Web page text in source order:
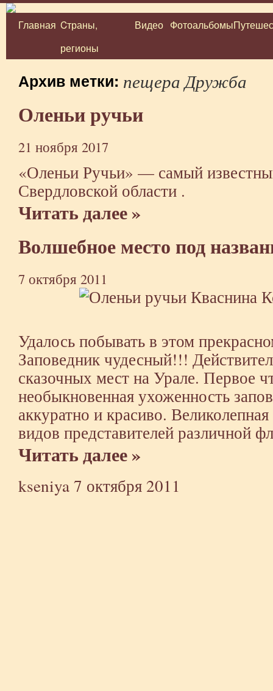
Перейти
Главная Cтраны,
регионы
Видео Фотоальбомы
Архив метки: пещера Дружба
Оленьи ручьи
21 ноября 2017
«Оленьи Ручьи» — самый
Свердловской области .
Читать далее »
Волшебное место под
7 октября 2011
Удалось побывать в этом
Заповедник чудесный!!!
сказочных мест на Урале. Первое
необыкновенная ухоженность
аккуратно и красиво.
видов представителей различной
Читать далее »
kseniya7 октября 2011